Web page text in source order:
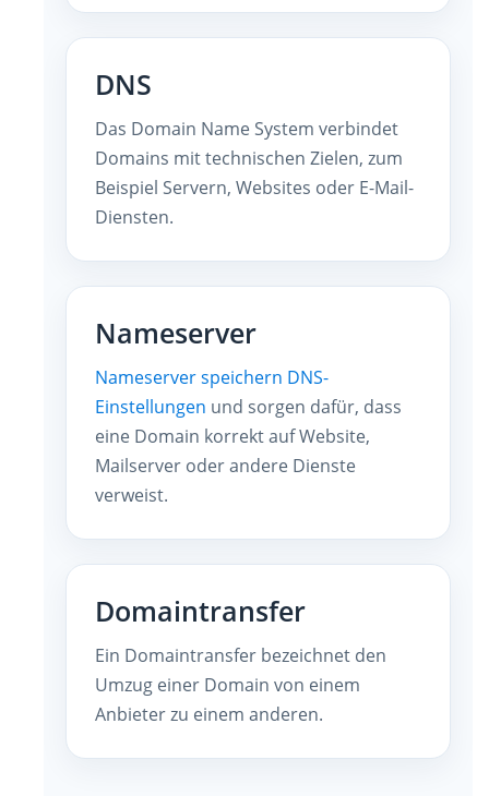
DNS
Das Domain Name System verbindet
Domains mit technischen Zielen, zum
Beispiel Servern, Websites oder E-Mail-
Diensten.
Nameserver
Nameserver speichern DNS-
Einstellungen und sorgen dafür, dass
eine Domain korrekt auf Website,
Mailserver oder andere Dienste
verweist.
Domaintransfer
Ein Domaintransfer bezeichnet den
Umzug einer Domain von einem
Anbieter zu einem anderen.